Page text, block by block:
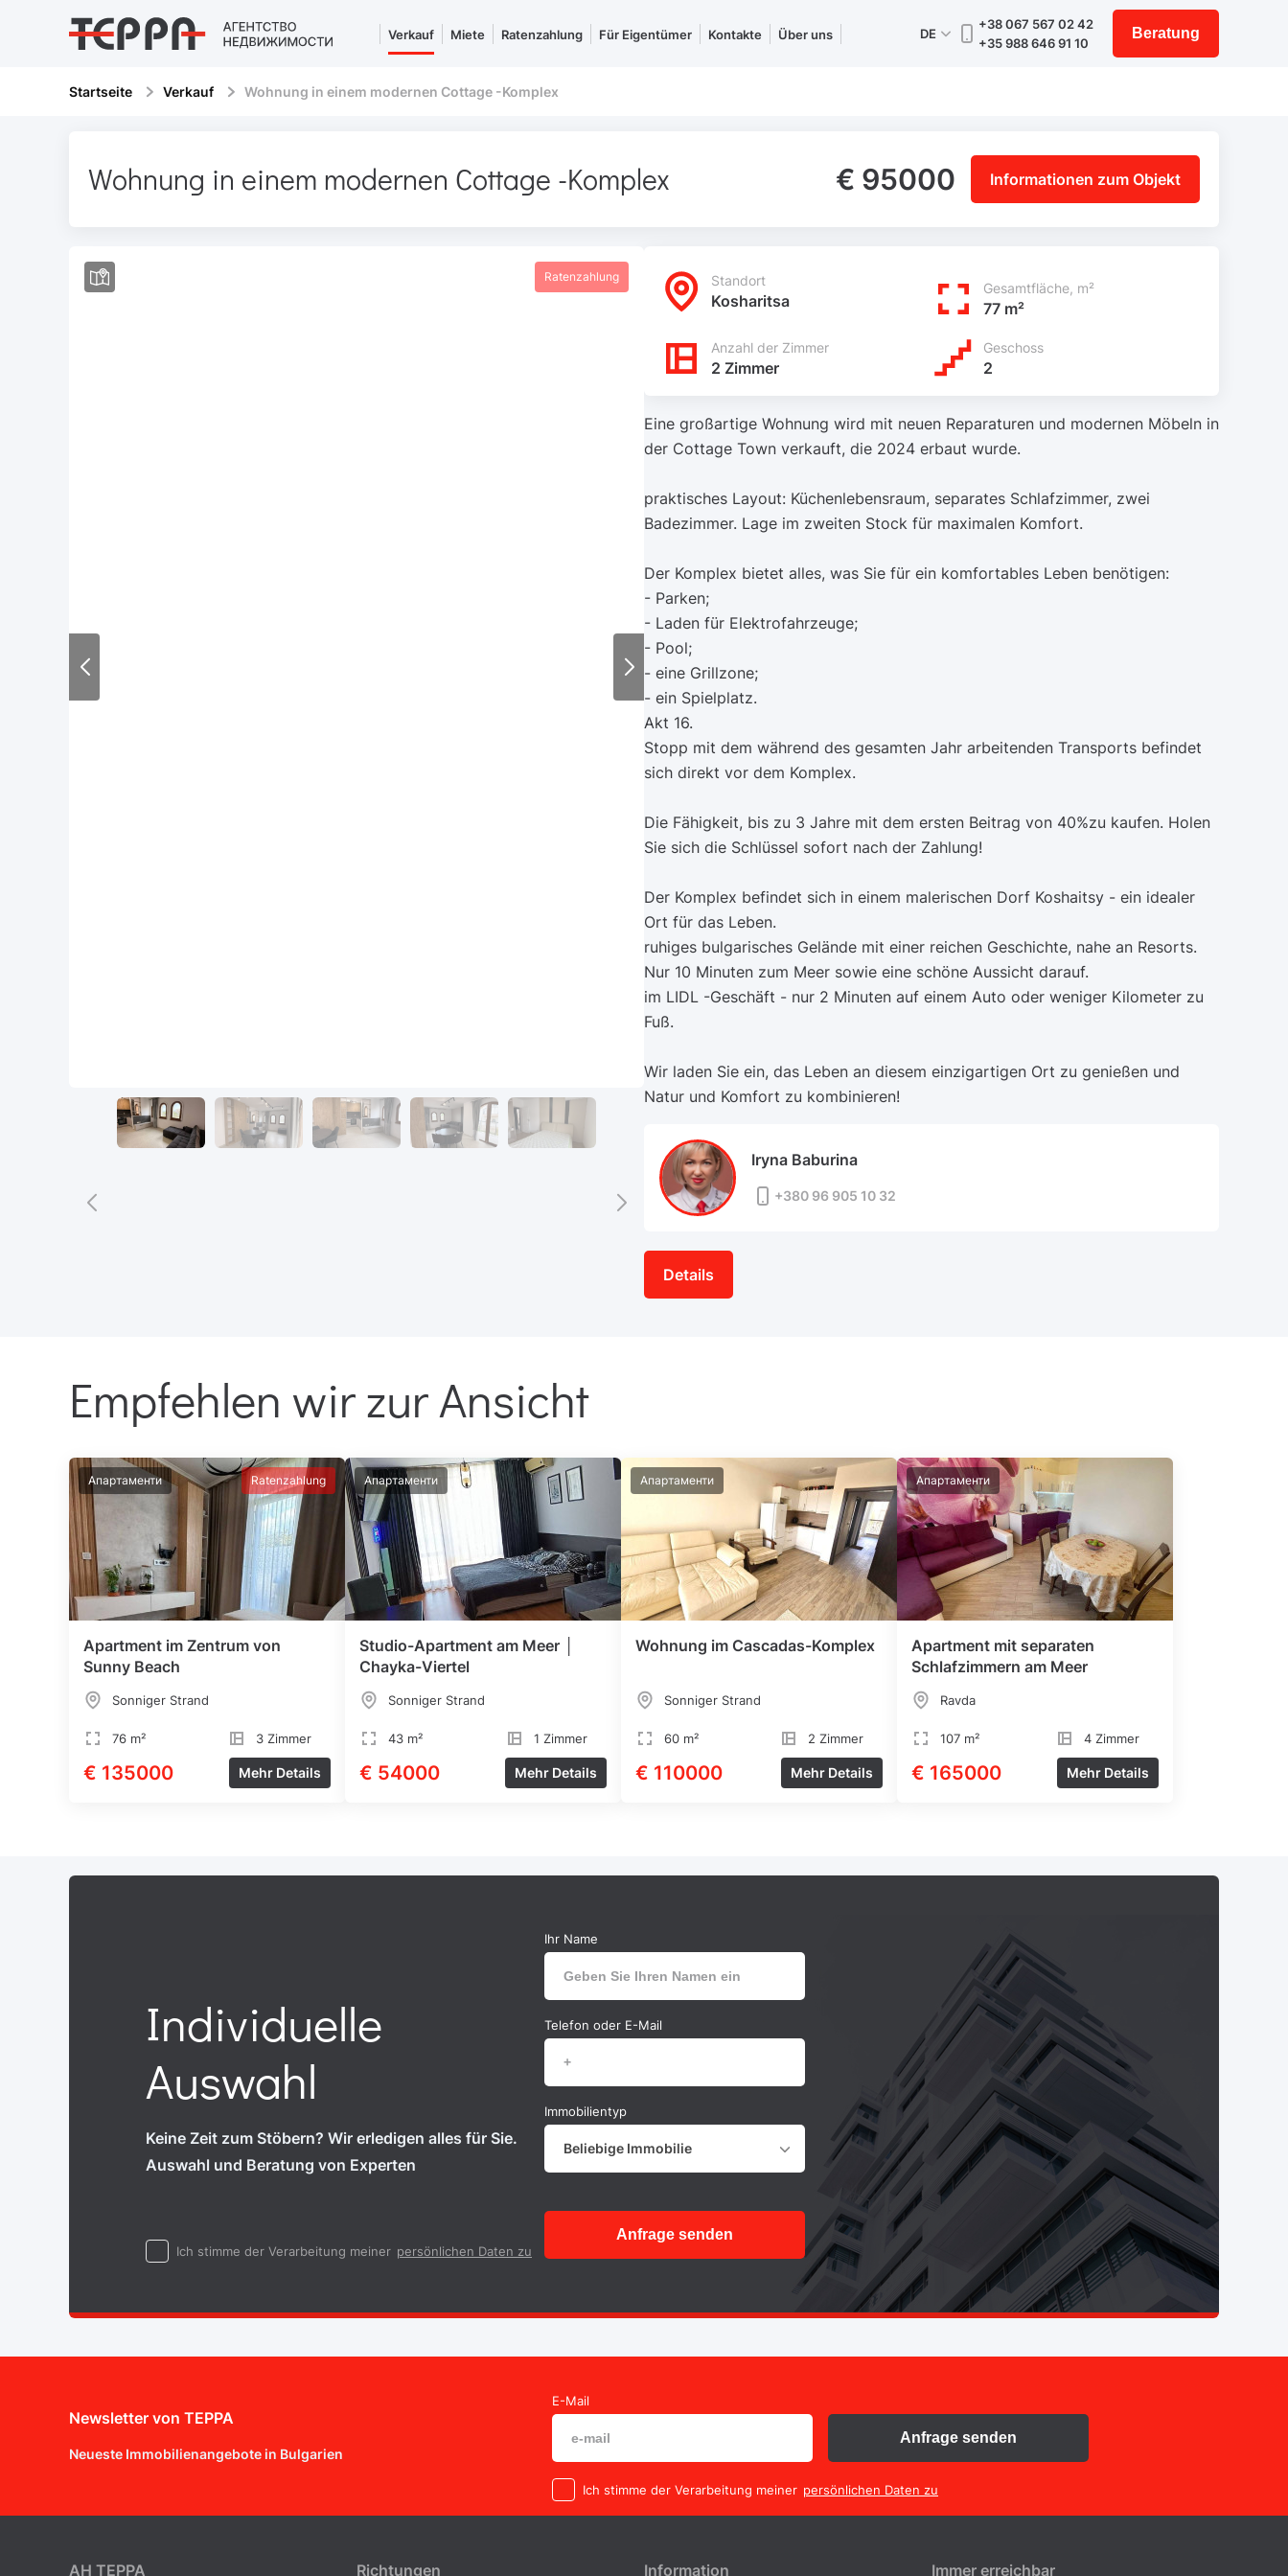
Verkauf Miete Ratenzahlung Für Eigentümer Kontakte Über uns DE
+38 067 567 02 42
+35 988 646 91 10
Beratung
Startseite Verkauf Wohnung in einem modernen Cottage -Komplex
Wohnung in einem modernen Cottage -Komplex € 95000 Informationen zum Objekt
Ratenzahlung Standort
Kosharitsa
Gesamtfläche, m²
77 m²
Anzahl der Zimmer
2 Zimmer
Geschoss
2
Eine großartige Wohnung wird mit neuen Reparaturen und modernen Möbeln in
der Cottage Town verkauft, die 2024 erbaut wurde.
praktisches Layout: Küchenlebensraum, separates Schlafzimmer, zwei
Badezimmer. Lage im zweiten Stock für maximalen Komfort.
Der Komplex bietet alles, was Sie für ein komfortables Leben benötigen:
- Parken;
- Laden für Elektrofahrzeuge;
- Pool;
- eine Grillzone;
- ein Spielplatz.
Akt 16.
Stopp mit dem während des gesamten Jahr arbeitenden Transports befindet
sich direkt vor dem Komplex.
Die Fähigkeit, bis zu 3 Jahre mit dem ersten Beitrag von 40%zu kaufen. Holen
Sie sich die Schlüssel sofort nach der Zahlung!
Der Komplex befindet sich in einem malerischen Dorf Koshaitsy - ein idealer
Ort für das Leben.
ruhiges bulgarisches Gelände mit einer reichen Geschichte, nahe an Resorts.
Nur 10 Minuten zum Meer sowie eine schöne Aussicht darauf.
im LIDL -Geschäft - nur 2 Minuten auf einem Auto oder weniger Kilometer zu
Fuß.
Wir laden Sie ein, das Leben an diesem einzigartigen Ort zu genießen und
Natur und Komfort zu kombinieren!
Iryna Baburina
+380 96 905 10 32
Details
Empfehlen wir zur Ansicht
Апартаменти Ratenzahlung
Apartment im Zentrum von
Sunny Beach
Sonniger Strand
76 m² 3 Zimmer
€ 135000 Mehr Details
Апартаменти
Studio-Apartment am Meer │
Chayka-Viertel
Sonniger Strand
43 m² 1 Zimmer
€ 54000 Mehr Details
Апартаменти
Wohnung im Cascadas-Komplex
Sonniger Strand
60 m² 2 Zimmer
€ 110000 Mehr Details
Апартаменти
Apartment mit separaten
Schlafzimmern am Meer
Ravda
107 m² 4 Zimmer
€ 165000 Mehr Details
Individuelle
Auswahl
Keine Zeit zum Stöbern? Wir erledigen alles für Sie.
Auswahl und Beratung von Experten
Ihr Name
Telefon oder E-Mail
Immobilientyp
Beliebige Immobilie
Anfrage senden
Ich stimme der Verarbeitung meiner persönlichen Daten zu
Newsletter von TEPPA
Neueste Immobilienangebote in Bulgarien
E-Mail
Ich stimme der Verarbeitung meiner persönlichen Daten zu
Anfrage senden
AH ТEPPA Richtungen Information Immer erreichbar